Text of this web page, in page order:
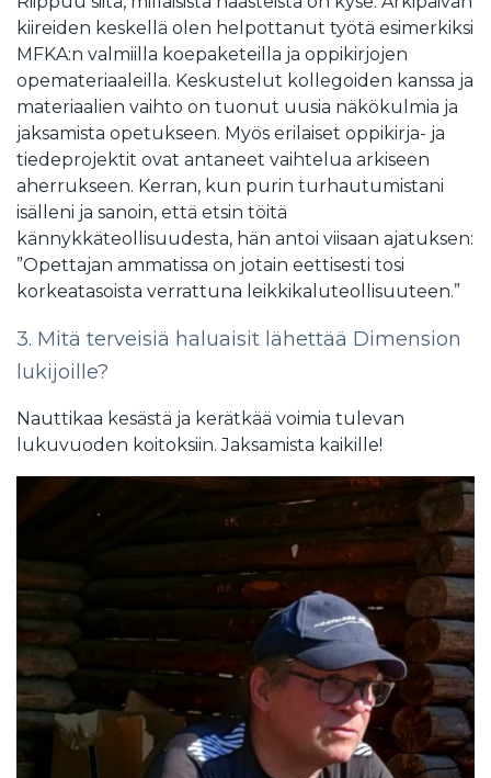
kiireiden keskellä olen helpottanut työtä esimerkiksi
MFKA:n valmiilla koepaketeilla ja oppikirjojen
opemateriaaleilla. Keskustelut kollegoiden kanssa ja
materiaalien vaihto on tuonut uusia näkökulmia ja
jaksamista opetukseen. Myös erilaiset oppikirja- ja
tiedeprojektit ovat antaneet vaihtelua arkiseen
aherrukseen. Kerran, kun purin turhautumistani
isälleni ja sanoin, että etsin töitä
kännykkäteollisuudesta, hän antoi viisaan ajatuksen:
”Opettajan ammatissa on jotain eettisesti tosi
korkeatasoista verrattuna leikkikaluteollisuuteen.”
3. Mitä terveisiä haluaisit lähettää Dimension
lukijoille?
Nauttikaa kesästä ja kerätkää voimia tulevan
lukuvuoden koitoksiin. Jaksamista kaikille!